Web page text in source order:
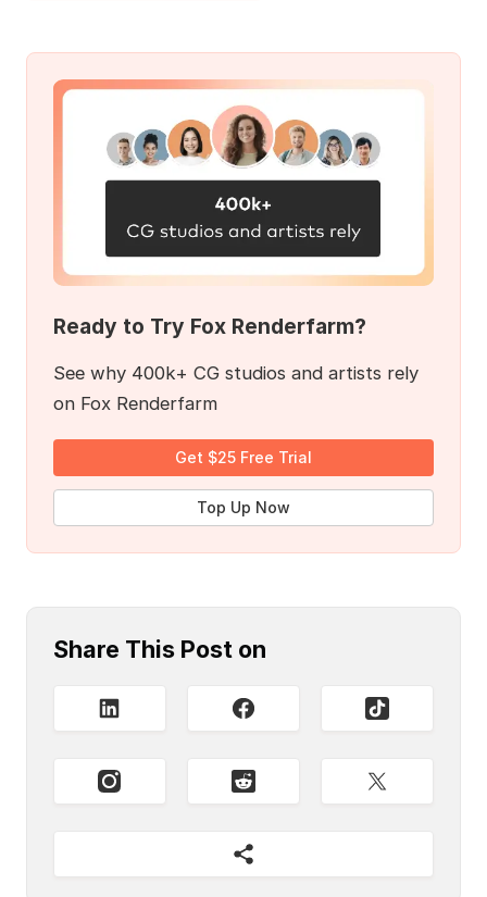
Ready to Try Fox Renderfarm?
See why 400k+ CG studios and artists rely
on Fox Renderfarm
Get $25 Free Trial
Top Up Now
Share This Post on